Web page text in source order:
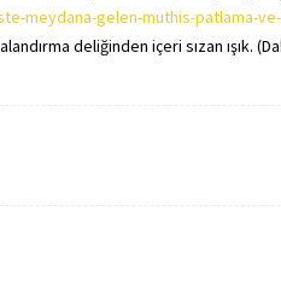
meydana-gelen-muthis-patlama-
deliğinden içeri sızan ışık.